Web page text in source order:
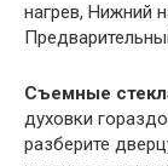
нагрев, Нижний
Съемные
духовки
разберите